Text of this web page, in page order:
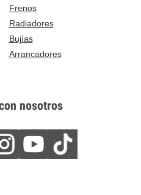
Frenos
Radiadores
Bujías
Arrancadores
nosotros